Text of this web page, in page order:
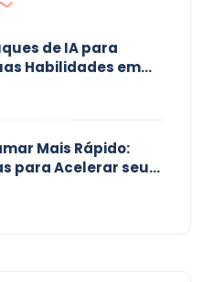
de IA para
Habilidades em
Mais Rápido:
para Acelerar seu